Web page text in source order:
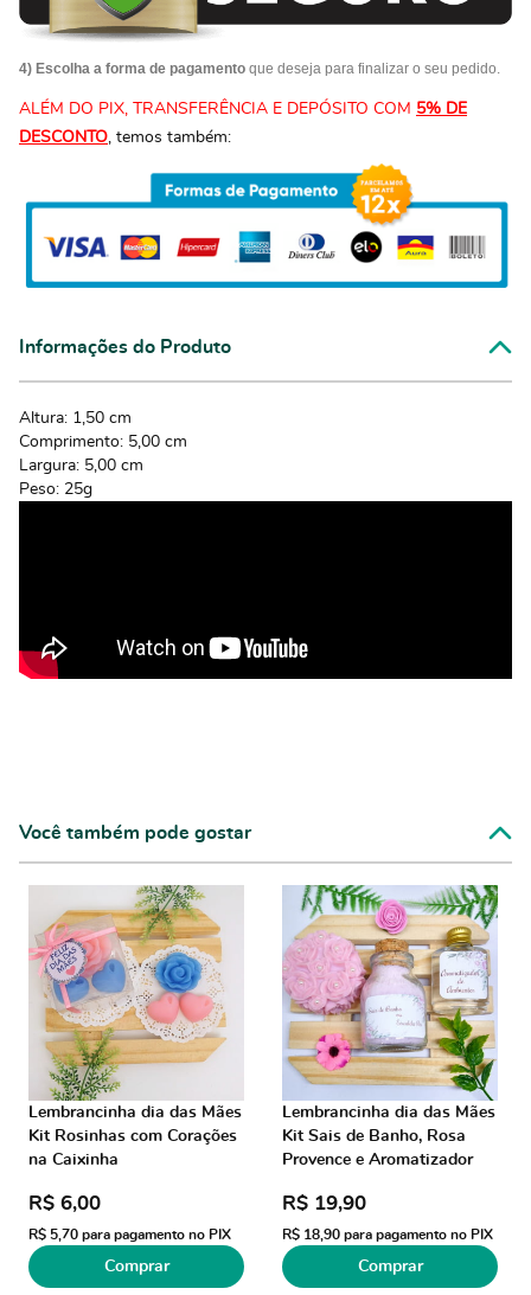
4) Escolha a forma de pagamento que deseja para finalizar o seu pedido.
ALÉM DO PIX, TRANSFERÊNCIA E DEPÓSITO COM 5% DE
DESCONTO, temos também:
Informações do Produto
Altura: 1,50 cm
Comprimento: 5,00 cm
Largura: 5,00 cm
Peso: 25g
Você também pode gostar
Lembrancinha dia das Mães
Kit Rosinhas com Corações
na Caixinha
R$ 6,00
R$ 5,70 para pagamento no PIX
Comprar
Lembrancinha dia das Mães
Kit Sais de Banho, Rosa
Provence e Aromatizador
R$ 19,90
R$ 18,90 para pagamento no PIX
Comprar